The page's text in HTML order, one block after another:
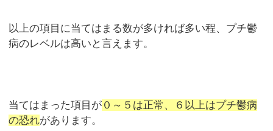
以上の項目に当てはまる数が多ければ多い程、プチ鬱
病のレベルは高いと言えます。
当てはまった項目が ０～５は正常、６以上はプチ鬱病
の恐れがあります。